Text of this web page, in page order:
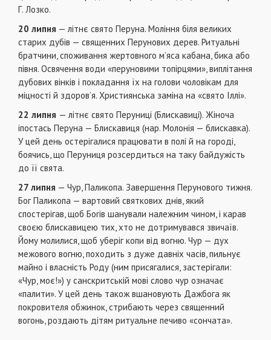
Г. Лозко.
20 липня — літнє свято Перуна. Моління біля великих
старих дубів — священних Перунових дерев. Ритуальні
братчини, споживання жертовного м’яса кабана, бика або
півня. Освячення води «перуновими топірцями», виплiтання
дубових вінків i покладання їх на голови чоловікам для
мiцностi й здоров’я. Християнська заміна на «свято Іллі».
22 липня — літнє свято Перуниці (Блискавиці). Жіноча
іпостась Перуна — Блискавиця (нар. Молонія — блискавка).
У цей день остеpiгaлися пpaцювати в полі й на городі,
боячись, що Перуниця розсердиться на таку байдужість
до її свята.
27 липня — Чур, Паликопа. Завершення Перунового тижня.
Бог Паликопа — вартовий святкових днів, який
cпocтepiгaв, щоб Боriв шанували належним чином, i карав
своєю блискавицею тих, хто не дотримувався звичаїв.
Йому молилися, щоб уберіг копи від вогню. Чур — дух
межового вогню, походить з дуже дaвнix часів, пильнує
майно i власнicть Роду (ним присягалися, застерігали:
«Чур, моє!») у санскритськiй мові слово чур означає
«палити». У цей день також вшановують Дажбога як
покровителя обжинок, стрибають через священний
вогонь, роздають дітям ритуальне печиво «сончата».